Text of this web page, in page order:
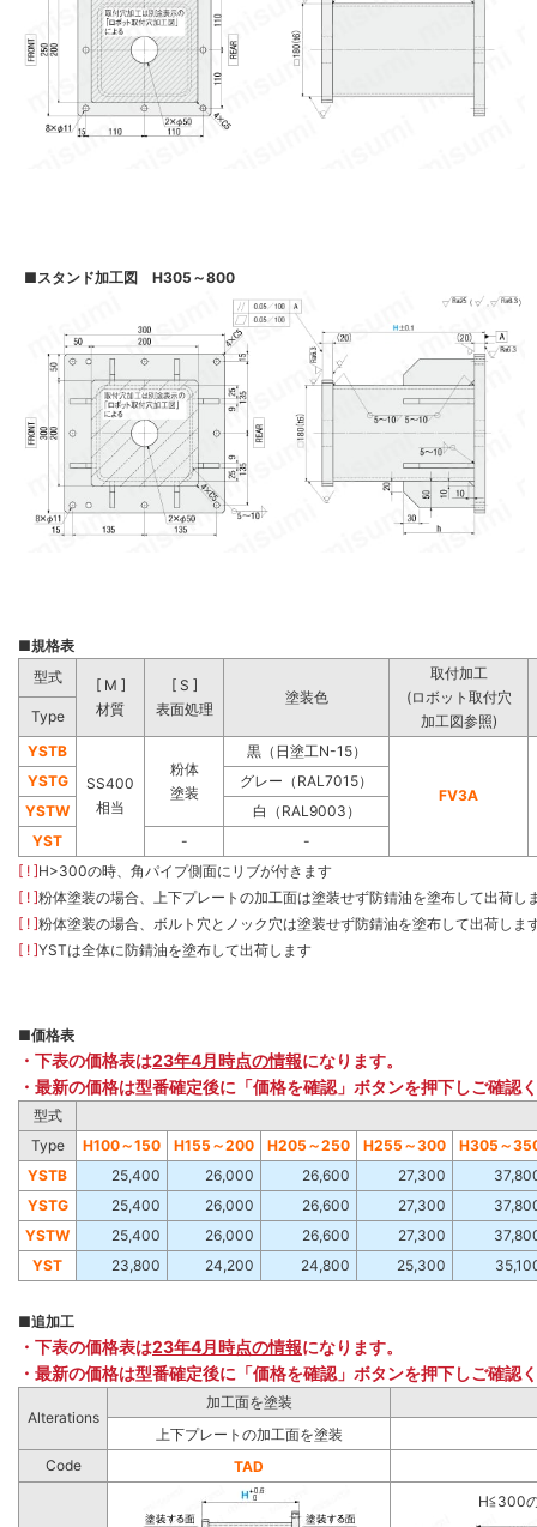
■スタンド加工図 H305～800
■規格表
型式
[ M ]
材質
[ S ]
表面処理
塗装色
取付加工
(ロボット取付穴
加工図参照)
Type
YSTB
SS400
相当
粉体
塗装
黒（日塗工N-15）
FV3A
YSTG
グレー（RAL7015）
YSTW
白（RAL9003）
YST
-
-
[ ! ]H>300の時、角パイプ側面にリブが付きます
[ ! ]粉体塗装の場合、上下プレートの加工面は塗装せず防錆油を塗布して出荷し
[ ! ]粉体塗装の場合、ボルト穴とノック穴は塗装せず防錆油を塗布して出荷しま
[ ! ]YSTは全体に防錆油を塗布して出荷します
■価格表
・下表の価格表は23年4月時点の情報になります。
・最新の価格は型番確定後に「価格を確認」ボタンを押下しご確認
型式
Type
H100～150 H155～200 H205～250 H255～300
H305～
YSTB
25,400 26,000 26,600 27,300
YSTG
25,400 26,000 26,600 27,300
YSTW
25,400 26,000 26,600 27,300
YST
23,800 24,200 24,800 25,300
■追加工
・下表の価格表は23年4月時点の情報になります。
・最新の価格は型番確定後に「価格を確認」ボタンを押下しご確認
Alterations
加工面を塗装
上下プレートの加工面を塗装
Code
TAD
H≦300